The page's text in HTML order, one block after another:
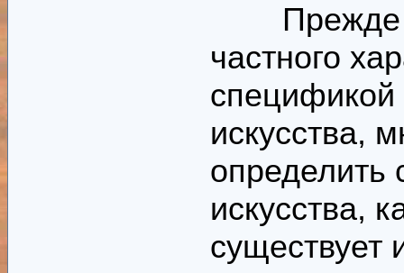
Прежде
частного
спецификой
искусства,
искусства,
существует